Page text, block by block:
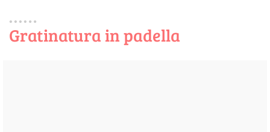
Gratinatura in padella